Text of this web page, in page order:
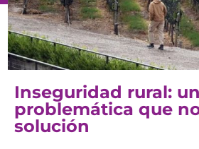
Inseguridad rural:
problemática que
solución